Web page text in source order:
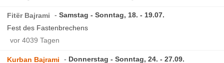
Fitër Bajrami
Samstag - Sonntag, 18. - 19.07.
Fest des Fastenbrechens
vor 4039 Tagen
Kurban Bajrami
Donnerstag - Sonntag, 24. - 27.09.